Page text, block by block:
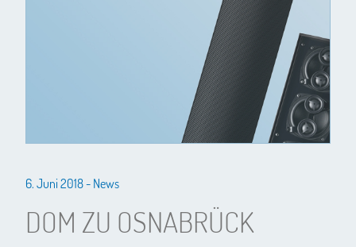
6. Juni 2018 - News
DOM ZU OSNABRÜCK